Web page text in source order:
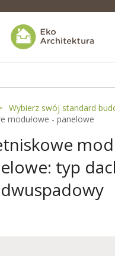
Wybierz swój standard
modułowe - panelowe
typ
dwuspadowy